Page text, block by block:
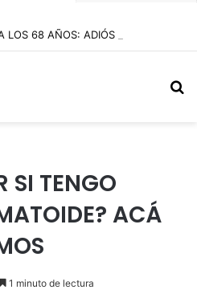
SI TENGO
ACÁ
1 minuto de lectura